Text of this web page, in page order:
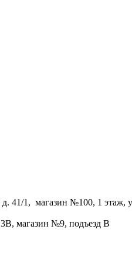
41/1, магазин №100, 1 этаж,
магазин №9, подъезд В